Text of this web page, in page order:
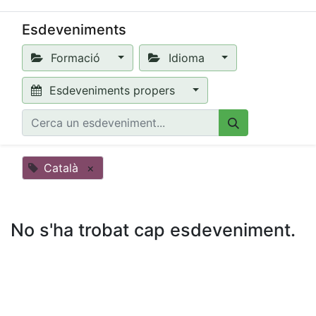
Esdeveniments
Formació Idioma
Esdeveniments propers
Català ×
No s'ha trobat cap esdeveniment.